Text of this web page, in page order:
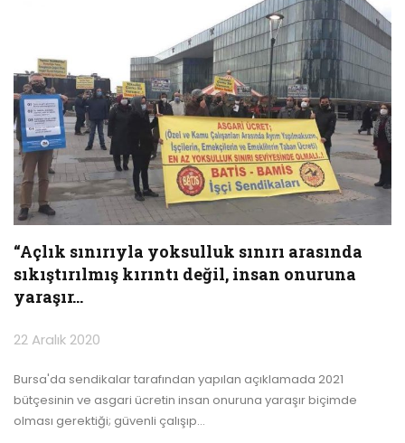
“Açlık sınırıyla yoksulluk sınırı arasında
sıkıştırılmış kırıntı değil, insan onuruna
yaraşır…
22 Aralık 2020
Bursa'da sendikalar tarafından yapılan açıklamada 2021
bütçesinin ve asgari ücretin insan onuruna yaraşır biçimde
olması gerektiği; güvenli çalışıp…